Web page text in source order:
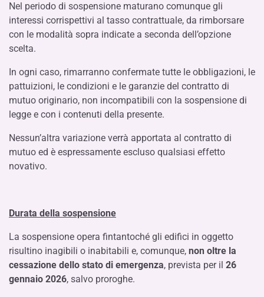
Nel periodo di sospensione maturano comunque gli
interessi corrispettivi al tasso contrattuale, da rimborsare
con le modalità sopra indicate a seconda dell’opzione
scelta.
In ogni caso, rimarranno confermate tutte le obbligazioni, le
pattuizioni, le condizioni e le garanzie del contratto di
mutuo originario, non incompatibili con la sospensione di
legge e con i contenuti della presente.
Nessun’altra variazione verrà apportata al contratto di
mutuo ed è espressamente escluso qualsiasi effetto
novativo.
Durata della sospensione
La sospensione opera fintantoché gli edifici in oggetto
risultino inagibili o inabitabili e, comunque, non oltre la
cessazione dello stato di emergenza, prevista per il 26
gennaio 2026, salvo proroghe.